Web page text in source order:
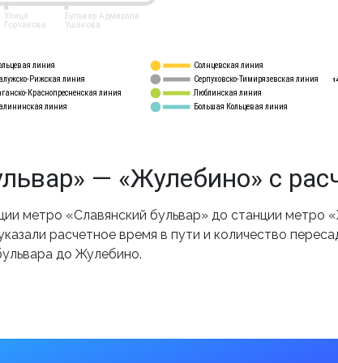
линия
Рижская линия
Краснопресненская линия
линия
Солнцевская линия
Серпуховско-Тимирязевская линия
Люблинская линия
Большая Кольцевая линия
Бульвар Адмирала
Ушакова
Улица
Горчакова
— «Жулебино» с
метро «Славянский бульвар» до станции метро
расчетное время в пути и количество
до Жулебино.